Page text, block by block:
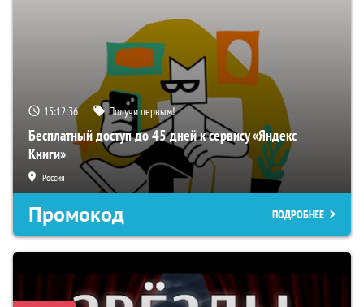
15:12:35 Получи первым!
Бесплатный доступ до 45 дней к сервису «Яндекс
Книги»
Россия
Промокод ПОДРОБНЕЕ